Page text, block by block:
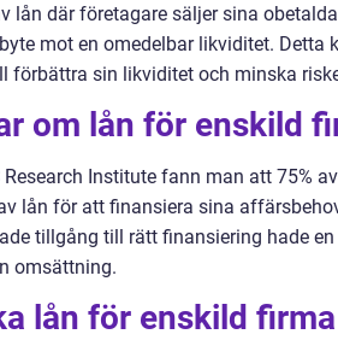
lån där företagare säljer sina
mot en omedelbar likviditet. Detta
förbättra sin likviditet och minska
om lån för enskild
Institute fann man att 75%
lån för att finansiera sina
tillgång till rätt finansiering hade
omsättning.
lån för enskild firma